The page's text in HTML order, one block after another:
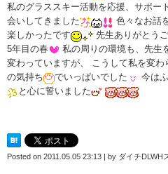
私のグラススキー活動を応援、サポー
会いしてきました
色々なお話
楽しかったです
先生ありがとう
5年目の春
私の周りの環境も、先生
変わっていますが、 こうして私を変わ
の気持ち
でいっぱいでした 今は
と心に誓いました
Posted on 2011.05.05 23:13 | by ダイチDLWH